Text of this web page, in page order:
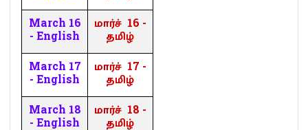
March 16
- English
மார்ச் 16 -
தமிழ்
March 17
- English
மார்ச் 17 -
தமிழ்
March 18
- English
மார்ச் 18 -
தமிழ்